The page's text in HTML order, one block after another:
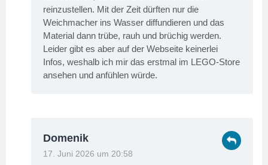
reinzustellen. Mit der Zeit dürften nur die
Weichmacher ins Wasser diffundieren und das
Material dann trübe, rauh und brüchig werden.
Leider gibt es aber auf der Webseite keinerlei
Infos, weshalb ich mir das erstmal im LEGO-Store
ansehen und anfühlen würde.
Domenik
17. Juni 2026 um 20:58